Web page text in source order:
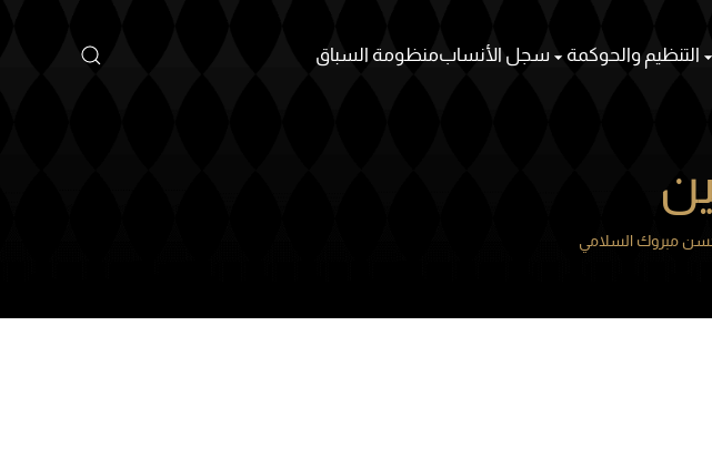
التنظيم والحوكمة سجل الأنسابمنظومة السباق
مبروك السلامي